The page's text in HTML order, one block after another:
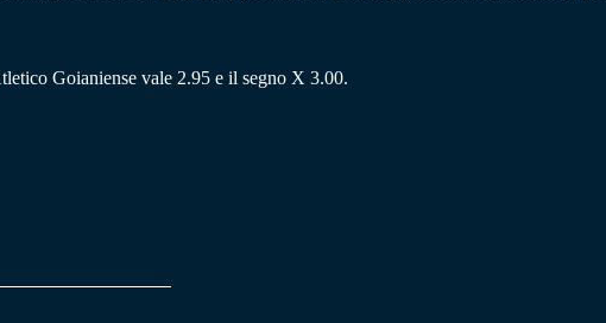
Goianiense vale 2.95 e il segno X 3.00.